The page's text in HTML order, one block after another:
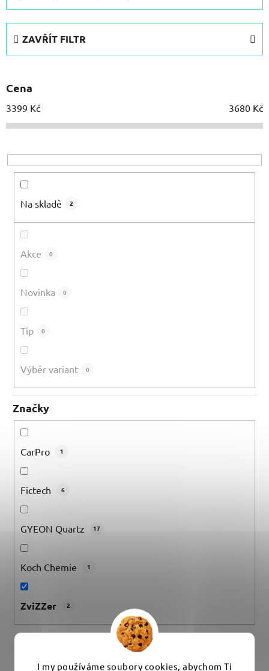
I my používáme soubory cookies, abychom Ti
z
r
o
d
k
t
ZAVŘÍT FILTR
Cena
3399 Kč 3680 Kč
Na skladě 2
Akce 0
Novinka 0
Tip 0
Výběr variant 0
Značky
CarPro 1
Fictech 6
GYEON Quartz 17
Koch Chemie 1
ZviZZer 2
VYMAZAT FILTRY